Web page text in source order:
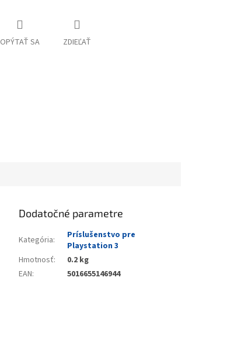
OPÝTAŤ SA ZDIEĽAŤ
Dodatočné parametre
Kategória:
Príslušenstvo pre
Playstation 3
Hmotnosť:
0.2 kg
EAN: 5016655146944